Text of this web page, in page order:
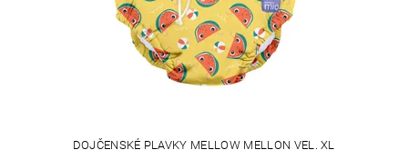
DOJČENSKÉ PLAVKY MELLOW MELLON VEL. XL